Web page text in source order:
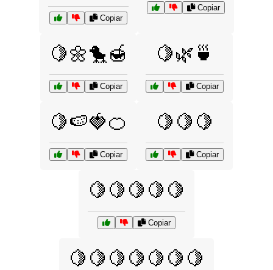
Copiar
Copiar
🍋🌼🐤🍯
Copiar
🍋🌿🍵
Copiar
🍋🍉🍓🍊
Copiar
🍋🍋🍋
Copiar
🍋🍋🍋🍋🍋
Copiar
🍋🍋🍋🍋🍋🍋🍋